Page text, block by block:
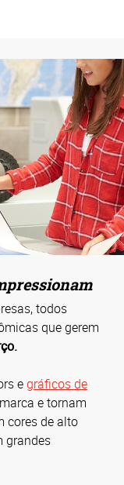
todos
que gerem
egráficos de
e tornam
cores de alto
grandes